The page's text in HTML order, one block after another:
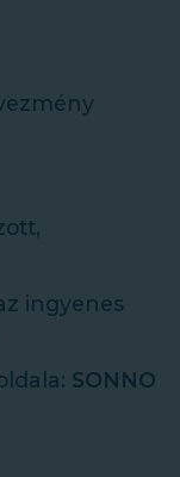
ingyenes
SONNO